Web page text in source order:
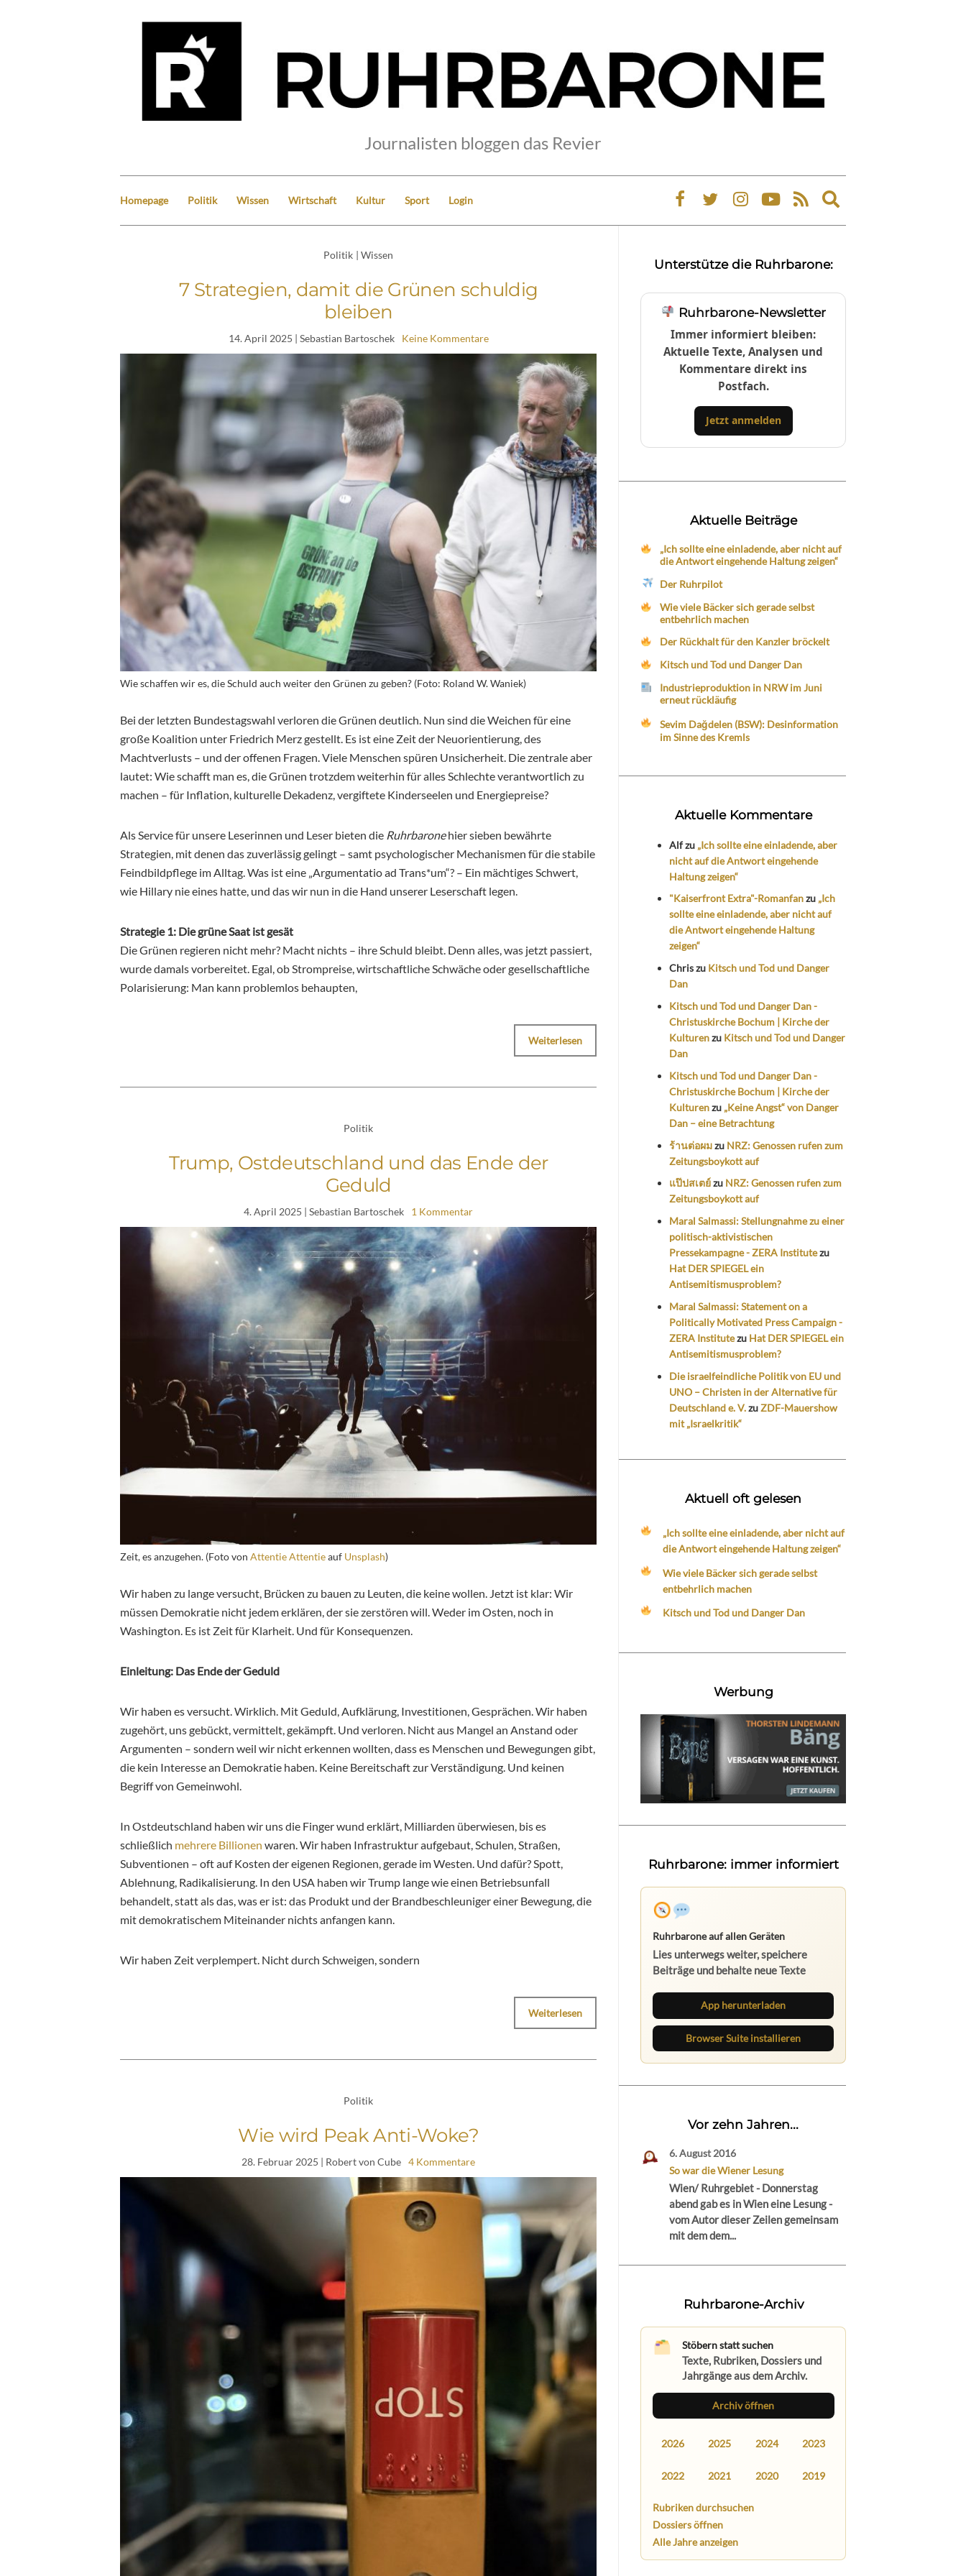
Journalisten bloggen das Revier
Homepage Politik Wissen Wirtschaft Kultur Sport Login
Expand
search
Politik | Wissen
7 Strategien, damit die Grünen schuldig
bleiben
14. April 2025 | Sebastian Bartoschek Keine Kommentare
Wie schaffen wir es, die Schuld auch weiter den Grünen zu geben? (Foto: Roland W. Waniek)
Bei der letzten Bundestagswahl verloren die Grünen deutlich. Nun sind die Weichen für eine
große Koalition unter Friedrich Merz gestellt. Es ist eine Zeit der Neuorientierung, des
Machtverlusts – und der offenen Fragen. Viele Menschen spüren Unsicherheit. Die zentrale aber
lautet: Wie schafft man es, die Grünen trotzdem weiterhin für alles Schlechte verantwortlich zu
machen – für Inflation, kulturelle Dekadenz, vergiftete Kinderseelen und Energiepreise?
Als Service für unsere Leserinnen und Leser bieten die Ruhrbaronehier sieben bewährte
Strategien, mit denen das zuverlässig gelingt – samt psychologischer Mechanismen für die stabile
Feindbildpflege im Alltag. Was ist eine „Argumentatio ad Trans*um“? – Ein mächtiges Schwert,
wie Hillary nie eines hatte, und das wir nun in die Hand unserer Leserschaft legen.
Strategie 1: Die grüne Saat ist gesät
Die Grünen regieren nicht mehr? Macht nichts – ihre Schuld bleibt. Denn alles, was jetzt passiert,
wurde damals vorbereitet. Egal, ob Strompreise, wirtschaftliche Schwäche oder gesellschaftliche
Polarisierung: Man kann problemlos behaupten,
Weiterlesen
Politik
Trump, Ostdeutschland und das Ende der
Geduld
4. April 2025 | Sebastian Bartoschek 1 Kommentar
Zeit, es anzugehen. (Foto von Attentie Attentieauf Unsplash)
Wir haben zu lange versucht, Brücken zu bauen zu Leuten, die keine wollen. Jetzt ist klar: Wir
müssen Demokratie nicht jedem erklären, der sie zerstören will. Weder im Osten, noch in
Washington. Es ist Zeit für Klarheit. Und für Konsequenzen.
Einleitung: Das Ende der Geduld
Wir haben es versucht. Wirklich. Mit Geduld, Aufklärung, Investitionen, Gesprächen. Wir haben
zugehört, uns gebückt, vermittelt, gekämpft. Und verloren. Nicht aus Mangel an Anstand oder
Argumenten – sondern weil wir nicht erkennen wollten, dass es Menschen und Bewegungen gibt,
die kein Interesse an Demokratie haben. Keine Bereitschaft zur Verständigung. Und keinen
Begriff von Gemeinwohl.
In Ostdeutschland haben wir uns die Finger wund erklärt, Milliarden überwiesen, bis es
schließlich mehrere Billionen waren. Wir haben Infrastruktur aufgebaut, Schulen, Straßen,
Subventionen – oft auf Kosten der eigenen Regionen, gerade im Westen. Und dafür? Spott,
Ablehnung, Radikalisierung. In den USA haben wir Trump lange wie einen Betriebsunfall
behandelt, statt als das, was er ist: das Produkt und der Brandbeschleuniger einer Bewegung, die
mit demokratischem Miteinander nichts anfangen kann.
Wir haben Zeit verplempert. Nicht durch Schweigen, sondern
Weiterlesen
Politik
Wie wird Peak Anti-Woke?
28. Februar 2025 | Robert von Cube 4 Kommentare
Unterstütze die Ruhrbarone:
Ruhrbarone-Newsletter
Immer informiert bleiben:
Aktuelle Texte, Analysen und
Kommentare direkt ins
Postfach.
Jetzt anmelden
Aktuelle Beiträge
„Ich sollte eine einladende, aber nicht auf
die Antwort eingehende Haltung zeigen“
Der Ruhrpilot
Wie viele Bäcker sich gerade selbst
entbehrlich machen
Der Rückhalt für den Kanzler bröckelt
Kitsch und Tod und Danger Dan
Industrieproduktion in NRW im Juni
erneut rückläufig
Sevim Dağdelen (BSW): Desinformation
im Sinne des Kremls
Aktuelle Kommentare
Alfzu „Ich sollte eine einladende, aber
nicht auf die Antwort eingehende
Haltung zeigen“
"Kaiserfront Extra"-Romanfanzu „Ich
sollte eine einladende, aber nicht auf
die Antwort eingehende Haltung
zeigen“
Chriszu Kitsch und Tod und Danger
Dan
Kitsch und Tod und Danger Dan -
Christuskirche Bochum | Kirche der
Kulturenzu Kitsch und Tod und Danger
Dan
Kitsch und Tod und Danger Dan -
Christuskirche Bochum | Kirche der
Kulturenzu „Keine Angst“ von Danger
Dan – eine Betrachtung
ร้านต่อผมzu NRZ: Genossen rufen zum
Zeitungsboykott auf
แป๊ปสเตย์zu NRZ: Genossen rufen zum
Zeitungsboykott auf
Maral Salmassi: Stellungnahme zu einer
politisch-aktivistischen
Pressekampagne - ZERA Institutezu
Hat DER SPIEGEL ein
Antisemitismusproblem?
Maral Salmassi: Statement on a
Politically Motivated Press Campaign -
ZERA Institutezu Hat DER SPIEGEL ein
Antisemitismusproblem?
Die israelfeindliche Politik von EU und
UNO – Christen in der Alternative für
Deutschland e. V.zuZDF-Mauershow
mit „Israelkritik“
Aktuell oft gelesen
„Ich sollte eine einladende, aber nicht auf
die Antwort eingehende Haltung zeigen“
Wie viele Bäcker sich gerade selbst
entbehrlich machen
Kitsch und Tod und Danger Dan
Werbung
Ruhrbarone: immer informiert
Ruhrbarone auf allen Geräten
Lies unterwegs weiter, speichere
Beiträge und behalte neue Texte
App herunterladen
Browser Suite installieren
Vor zehn Jahren...
6. August 2016
So war die Wiener Lesung
Wien/ Ruhrgebiet - Donnerstag
abend gab es in Wien eine Lesung -
vom Autor dieser Zeilen gemeinsam
mit dem dem...
Ruhrbarone-Archiv
Stöbern statt suchen
Texte, Rubriken, Dossiers und
Jahrgänge aus dem Archiv.
Archiv öffnen
2026 2025 2024 2023
2022 2021 2020 2019
Rubriken durchsuchen
Dossiers öffnen
Alle Jahre anzeigen